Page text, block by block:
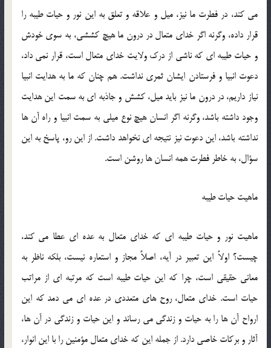
می کند، در فطرت ما نیز، میل و علاقه و تعلق به این نور و حیات طیبه را
قرار داده، وگرنه اگر خدای متعال در درون ما هیچ كششی، به سوی خودش
و حیات طیبه ای كه ناشی از درك ولایت خدای متعال است، قرار نمی داد،
دعوت انبیا و فرستادن ایشان ثمری نداشت. هم چنان كه ما به هدایت انبیا
نیاز داریم، در درون ما نیز باید میل، كشش و جاذبه ای به سمت این هدایت
وجود داشته باشد، وگرنه اگر انسان هیچ نوع میلی به سمت انبیا و راه آن ها
نداشته باشد، این دعوت نیز نتیجه ای نخواهد داشت. از این رو، پاسخ به این
سؤال، به خاطر فطرت همه انسان ها روشن است.
ماهیت حیات طیبه
ماهیت نور و حیات طیبه ای كه خدای متعال به عده ای عطا می کند،
چیست؟ اولاً این تعبیر در آیه، اصلاً مجاز و استعاره نیست، بلكه ناظر به
معانی حقیقی است، چرا که این حیات طیبه است که مرتبه ای از مراتب
حیات است. خدای متعال، روح های متعددی در عده ای می دمد که این
ارواح آن ها را به حیات و زندگی می رساند و این حیات و زندگی در آن ها،
آثار و بركات خاصی دارد. از جمله این که خدای متعال مؤمنین را با این انوار،